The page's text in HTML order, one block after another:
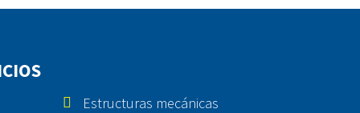
Estructuras mecánicas